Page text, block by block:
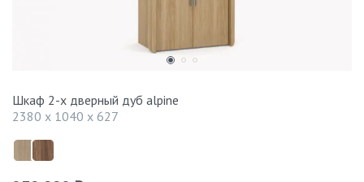
Шкаф 2-х дверный дуб alpine
2380 x 1040 x 627